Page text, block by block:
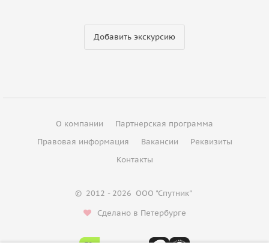
Добавить экскурсию
О компании
Партнерская программа
Правовая информация
Вакансии
Реквизиты
Контакты
© 2012 - 2026 ООО "Спутник"
Сделано в Петербурге